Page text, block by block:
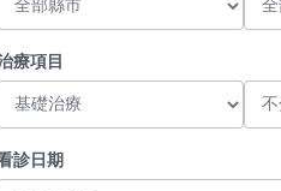
療項目
診日期